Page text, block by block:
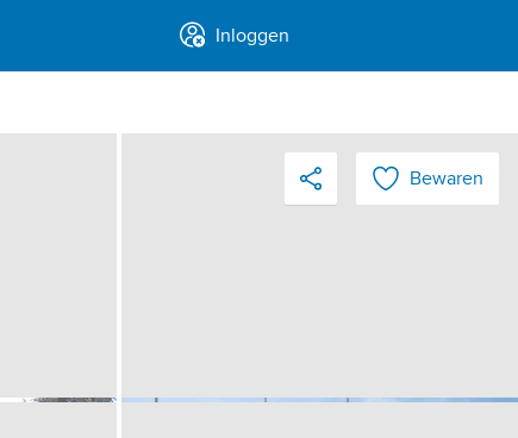
Inloggen
Bewaren